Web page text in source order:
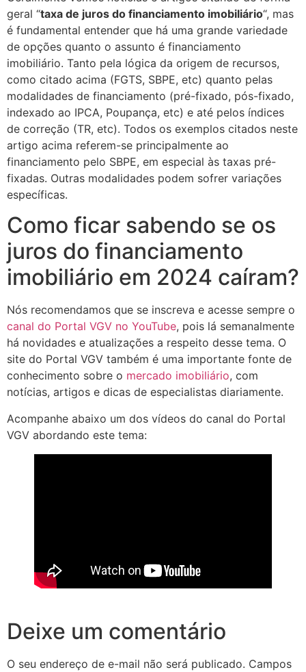
geral “taxa de juros do financiamento imobiliário“, mas
é fundamental entender que há uma grande variedade
de opções quanto o assunto é financiamento
imobiliário. Tanto pela lógica da origem de recursos,
como citado acima (FGTS, SBPE, etc) quanto pelas
modalidades de financiamento (pré-fixado, pós-fixado,
indexado ao IPCA, Poupança, etc) e até pelos índices
de correção (TR, etc). Todos os exemplos citados neste
artigo acima referem-se principalmente ao
financiamento pelo SBPE, em especial às taxas pré-
fixadas. Outras modalidades podem sofrer variações
específicas.
Como ficar sabendo se os
juros do financiamento
imobiliário em 2024 caíram?
Nós recomendamos que se inscreva e acesse sempre o
canal do Portal VGV no YouTube, pois lá semanalmente
há novidades e atualizações a respeito desse tema. O
site do Portal VGV também é uma importante fonte de
conhecimento sobre o mercado imobiliário, com
notícias, artigos e dicas de especialistas diariamente.
Acompanhe abaixo um dos vídeos do canal do Portal
VGV abordando este tema:
Deixe um comentário
O seu endereço de e-mail não será publicado. Campos